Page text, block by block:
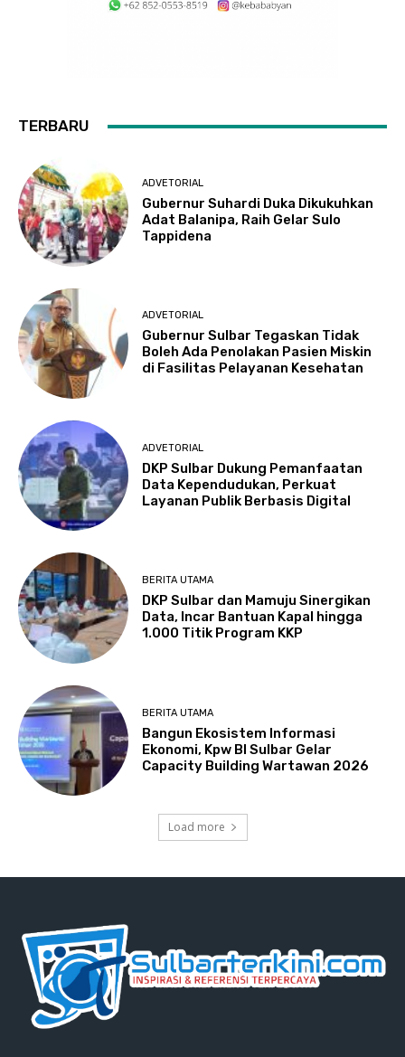
TERBARU
ADVETORIAL
Gubernur Suhardi Duka Dikukuhkan
Adat Balanipa, Raih Gelar Sulo
Tappidena
ADVETORIAL
Gubernur Sulbar Tegaskan Tidak
Boleh Ada Penolakan Pasien Miskin
di Fasilitas Pelayanan Kesehatan
ADVETORIAL
DKP Sulbar Dukung Pemanfaatan
Data Kependudukan, Perkuat
Layanan Publik Berbasis Digital
BERITA UTAMA
DKP Sulbar dan Mamuju Sinergikan
Data, Incar Bantuan Kapal hingga
1.000 Titik Program KKP
BERITA UTAMA
Bangun Ekosistem Informasi
Ekonomi, Kpw BI Sulbar Gelar
Capacity Building Wartawan 2026
Load more